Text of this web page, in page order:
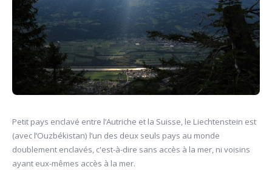
Petit pays enclavé entre l’Autriche et la Suisse, le Liechtenstein est
(avec l’Ouzbékistan) l’un des deux seuls pays au monde
doublement enclavés, c'est-à-dire sans accès à la mer, ni voisins
ayant eux-mêmes accès à la mer.